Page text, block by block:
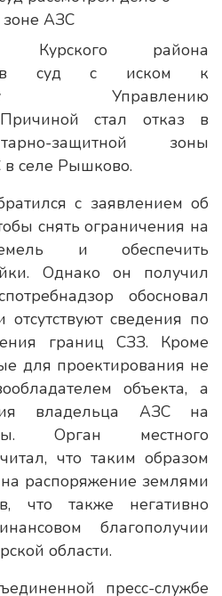
Курского района
в суд с иском к
Управлению
Причиной стал отказ в
защитной зоны
селе Рышково.
с заявлением об
снять ограничения на
и обеспечить
Однако он получил
обосновал
сведения по
границ СЗЗ. Кроме
для проектирования не
объекта, а
владельца АЗС на
Орган местного
что таким образом
распоряжение землями
что также негативно
благополучии
области.
пресс-службе